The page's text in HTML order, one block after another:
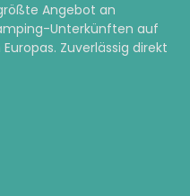
Angebot an
Unterkünften auf
Zuverlässig direkt